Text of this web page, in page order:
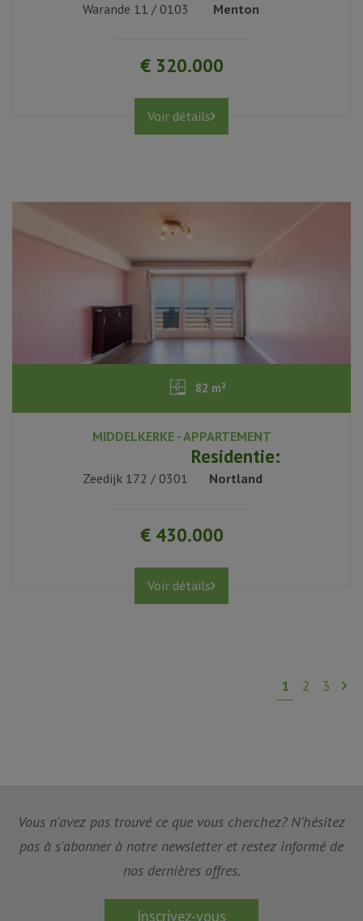
1
oui
Warande 11 / 0103 Menton
€ 320.000
Voir détails
82 m²
2
1
oui
MIDDELKERKE - APPARTEMENT
Zeedijk 172 / 0301
Residentie:
Nortland
€ 430.000
Voir détails
1 2 3
Vous n'avez pas trouvé ce que vous cherchez? N’hésitez
pas à s'abonner à notre newsletter et restez informé de
nos dernières offres.
Inscrivez-vous